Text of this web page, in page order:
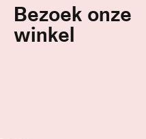
Bezoek onze
winkel